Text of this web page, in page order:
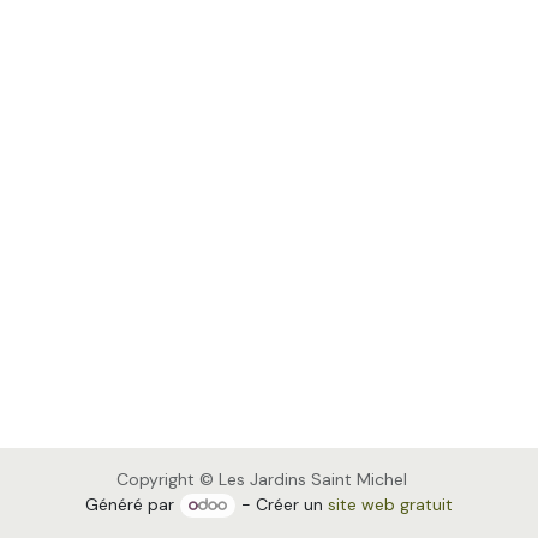
Copyright © Les Jardins Saint Michel
Généré par
- Créer unsite web gratuit